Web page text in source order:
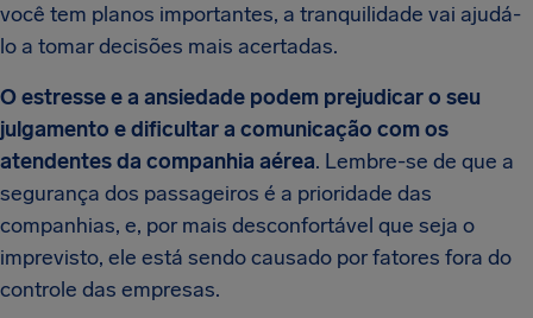
você tem planos importantes, a tranquilidade vai ajudá-
lo a tomar decisões mais acertadas.
O estresse e a ansiedade podem prejudicar o seu
julgamento e dificultar a comunicação com os
atendentes da companhia aérea. Lembre-se de que a
segurança dos passageiros é a prioridade das
companhias, e, por mais desconfortável que seja o
imprevisto, ele está sendo causado por fatores fora do
controle das empresas.